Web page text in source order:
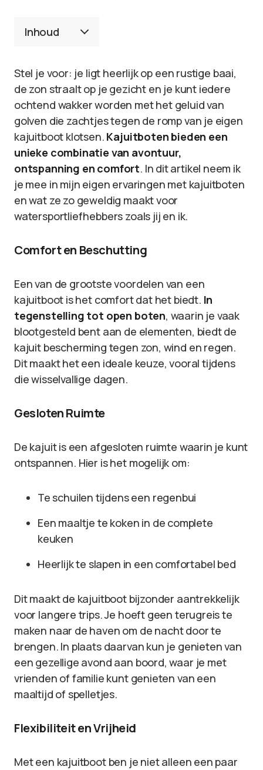
Inhoud
Stel je voor: je ligt heerlijk op een rustige baai,
de zon straalt op je gezicht en je kunt iedere
ochtend wakker worden met het geluid van
golven die zachtjes tegen de romp van je eigen
kajuitboot klotsen. Kajuitboten bieden een
unieke combinatie van avontuur,
ontspanning en comfort. In dit artikel neem ik
je mee in mijn eigen ervaringen met kajuitboten
en wat ze zo geweldig maakt voor
watersportliefhebbers zoals jij en ik.
Comfort en Beschutting
Een van de grootste voordelen van een
kajuitboot is het comfort dat het biedt. In
tegenstelling tot open boten, waarin je vaak
blootgesteld bent aan de elementen, biedt de
kajuit bescherming tegen zon, wind en regen.
Dit maakt het een ideale keuze, vooral tijdens
die wisselvallige dagen.
Gesloten Ruimte
De kajuit is een afgesloten ruimte waarin je kunt
ontspannen. Hier is het mogelijk om:
Te schuilen tijdens een regenbui
Een maaltje te koken in de complete
keuken
Heerlijk te slapen in een comfortabel bed
Dit maakt de kajuitboot bijzonder aantrekkelijk
voor langere trips. Je hoeft geen terugreis te
maken naar de haven om de nacht door te
brengen. In plaats daarvan kun je genieten van
een gezellige avond aan boord, waar je met
vrienden of familie kunt genieten van een
maaltijd of spelletjes.
Flexibiliteit en Vrijheid
Met een kajuitboot ben je niet alleen een paar